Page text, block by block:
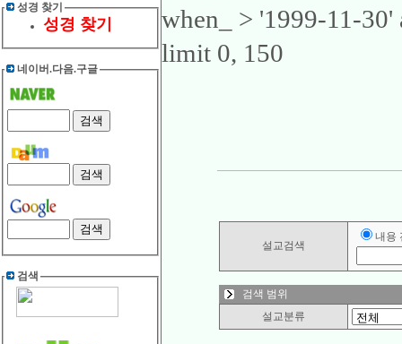
성경 찾기
성경 찾기
네이버.다음.구글
검색
when_ > '1999-11-
limit 0, 150
설교검색
내용
검색 범위
설교분류